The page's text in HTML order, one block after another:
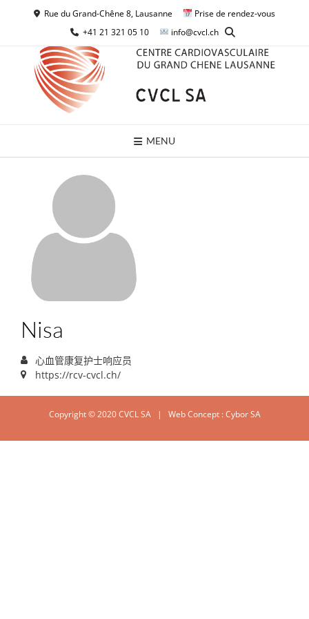
Rue du Grand-Chêne 8, Lausanne
Prise de rendez-vous
+41 21 321 05 10
info@cvcl.ch
MENU
Nisa
心血管康复护士响应员
https://rcv-cvcl.ch/
Copyright © 2020 CVCL SA | Web Concept :Cybor SA